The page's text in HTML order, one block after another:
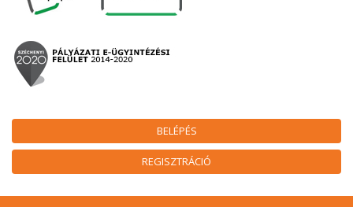
BELÉPÉS
REGISZTRÁCIÓ